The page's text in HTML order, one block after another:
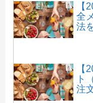
【
全
法
【
ト
注